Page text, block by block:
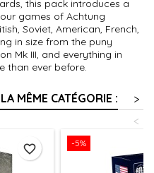
this pack introduces a
games of Achtung
Soviet, American, French,
in size from the puny
Mk III, and everything in
than ever before.
MÊME CATÉGORIE :
>
<
favorite_border -5%